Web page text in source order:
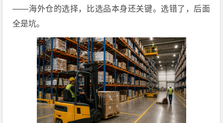
——海外仓的选择，比选品本身还关键。选错了，后面
全是坑。